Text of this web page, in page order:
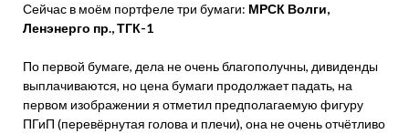
Сейчас в моём портфеле три бумаги: МРСК Волги,
Ленэнерго пр., ТГК-1
По первой бумаге, дела не очень благополучны, дивиденды
выплачиваются, но цена бумаги продолжает падать, на
первом изображении я отметил предполагаемую фигуру
ПГиП (перевёрнутая голова и плечи), она не очень отчётливо